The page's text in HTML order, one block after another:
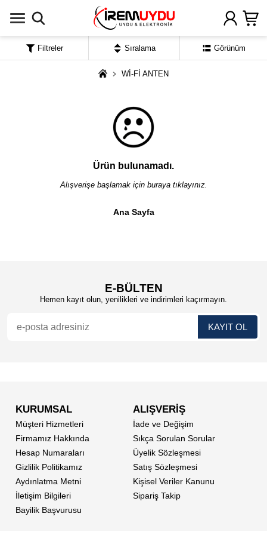
Wİ-Fİ ANTEN
Ürün bulunamadı.
Alışverişe başlamak için buraya tıklayınız.
Ana Sayfa
E-BÜLTEN
Hemen kayıt olun, yenilikleri ve indirimleri kaçırmayın.
KURUMSAL
Müşteri Hizmetleri
Firmamız Hakkında
Hesap Numaraları
Gizlilik Politikamız
Aydınlatma Metni
İletişim Bilgileri
Bayilik Başvurusu
ALIŞVERİŞ
İade ve Değişim
Sıkça Sorulan Sorular
Üyelik Sözleşmesi
Satış Sözleşmesi
Kişisel Veriler Kanunu
Sipariş Takip
Filtreler Sıralama Görünüm